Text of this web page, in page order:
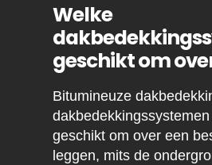
Welke
geschikt om
Bitumineuze
geschikt om over een
leggen, mits de